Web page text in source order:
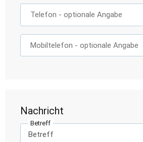
Telefon - optionale Angabe
Mobiltelefon - optionale Angabe
Nachricht
Betreff